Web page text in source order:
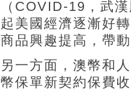
（COVID-19，武
起美國經濟逐漸好
商品興趣提高，帶
另一方面，澳幣和
幣保單新契約保費